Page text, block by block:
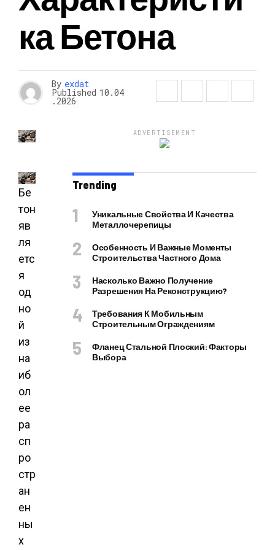
Ка Бетона
By exdat
Published 10.04
.2026
Бе
тон
яв
ля
етс
я
од
но
й
из
на
иб
ол
ее
ра
сп
ро
стр
ан
ен
ны
х
ADVERTISEMENT
Trending
Уникальные Свойства И Качества
Металлочерепицы
Особенность И Важные Моменты
Строительства Частного Дома
Насколько Важно Получение
Разрешения На Реконструкцию?
Требования К Мобильным
Строительным Ограждениям
Фланец Стальной Плоский: Факторы
Выбора